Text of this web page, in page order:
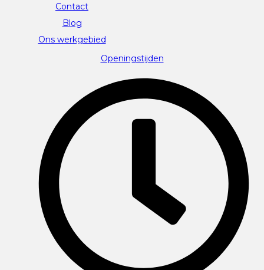
Contact
Blog
Ons werkgebied
Openingstijden